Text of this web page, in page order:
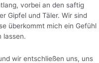
vorbei an den saftig
Gipfel und Täler. Wir sind
überkommt mich ein Gefühl
lassen.
wir entschließen uns, uns